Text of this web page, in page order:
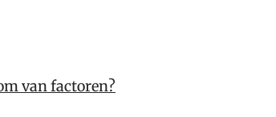
van factoren?